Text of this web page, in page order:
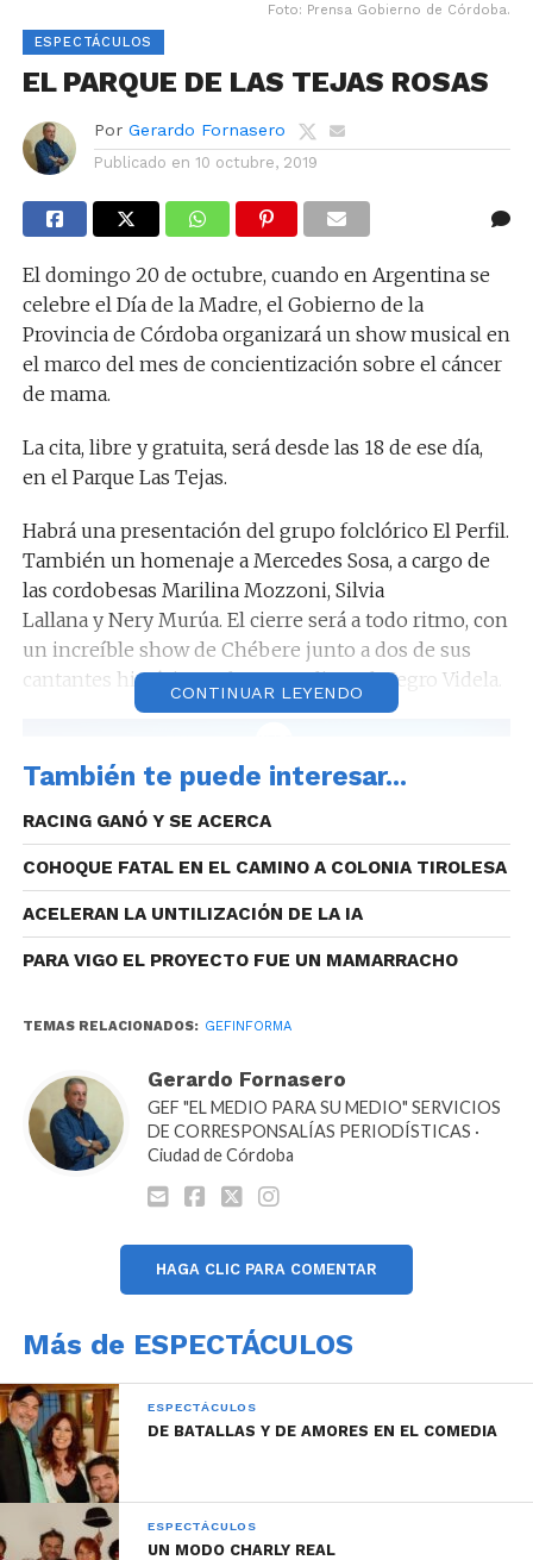
Foto: Prensa Gobierno de Córdoba.
ESPECTÁCULOS
EL PARQUE DE LAS TEJAS ROSAS
Por Gerardo Fornasero
Publicado en 10 octubre, 2019
El domingo 20 de octubre, cuando en Argentina se
celebre el Día de la Madre, el Gobierno de la
Provincia de Córdoba organizará un show musical en
el marco del mes de concientización sobre el cáncer
de mama.
La cita, libre y gratuita, será desde las 18 de ese día,
en el Parque Las Tejas.
Habrá una presentación del grupo folclórico El Perfil.
También un homenaje a Mercedes Sosa, a cargo de
las cordobesas Marilina Mozzoni, Silvia
Lallana y Nery Murúa. El cierre será a todo ritmo, con
un increíble show de Chébere junto a dos de sus
cantantes históricos: el Turco Julio y el Negro Videla.
Como parte del programa “Córdoba Rosa”, que busca
llamar la atención respecto a la problemática
concurran al show podrán realizarse en el lugar
controles gratuitos, además de disfrutar de una serie
de actividades especialmente pensadas para ellas.
CONTINUAR LEYENDO
También te puede interesar...
RACING GANÓ Y SE ACERCA
COHOQUE FATAL EN EL CAMINO A COLONIA TIROLESA
ACELERAN LA UNTILIZACIÓN DE LA IA
PARA VIGO EL PROYECTO FUE UN MAMARRACHO
TEMAS RELACIONADOS: GEFINFORMA
Gerardo Fornasero
GEF "EL MEDIO PARA SU MEDIO" SERVICIOS
DE CORRESPONSALÍAS PERIODÍSTICAS ·
Ciudad de Córdoba
HAGA CLIC PARA COMENTAR
Más de ESPECTÁCULOS
ESPECTÁCULOS
DE BATALLAS Y DE AMORES EN EL COMEDIA
ESPECTÁCULOS
UN MODO CHARLY REAL